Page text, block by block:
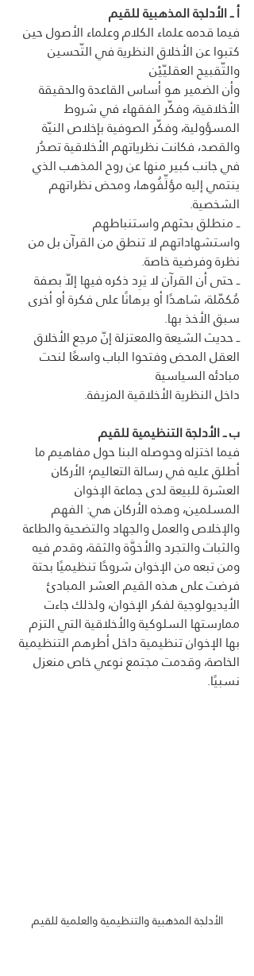
أ ــ الأدلجة المذهبية للقيم
فيما قدمه علماء الكلام وعلماء الأصول حين
كتبوا عن الأخلاق النظرية في التّحسين
والتّقبيح العقليّيْن
وأن الضمير هو أساس القاعدة والحقيقة
الأخلاقية، وفكّر الفقهاء في شروط
المسؤولية، وفكّر الصوفية بإخلاص النيّة
والقصد، فكانت نظرياتهم الأخلاقية تصدُر
في جانب كبير منها عن روح المذهب الذي
ينتمي إليه مؤلِّفُوها، ومحض نظراتهم
الشخصية.
ــ منطلق بحثهم واستنباطهم
واستشهاداتهم لا تنطق من القرآن بل من
نظرة وفرضية خاصة.
ــ حتى أن القرآن لا يَرِد ذكره فيها إلاّ بصفة
مُكمّلة، شاهدًا أو برهانًا على فكرة أو أخرى
سبق الأخذ بها.
ــ حديث الشيعة والمعتزلة إنّ مرجع الأخلاق
العقل المحض وفتحوا الباب واسعًا لنحت
مبادئه السياسية
داخل النظرية الأخلاقية المزيفة.
ب ــ الأدلجة التنظيمية للقيم
فيما اختزله وحوصله البنا حول مفاهيم ما
أطلق عليه في رسالة التعاليم؛ الأركان
العشرة للبيعة لدى جماعة الإخوان
المسلمين، وهذه الأركان هي: الفهم
والإخلاص والعمل والجهاد والتضحية والطاعة
والثبات والتجرد والأخوَّة والثقة، وقدم فيه
ومن تبعه من الإخوان شروحًا تنظيميًا بحتة
فرضت على هذه القيم العشر المبادئ
الأيديولوجية لفكر الإخوان، ولذلك جاءت
ممارستها السلوكية والأخلاقية التي التزم
بها الإخوان تنظيمية داخل أطرهم التنظيمية
الخاصة، وقدمت مجتمع نوعي خاص منعزل
نسبيًا.
الأدلجة المذهبية والتنظيمية والعلمية للقيم